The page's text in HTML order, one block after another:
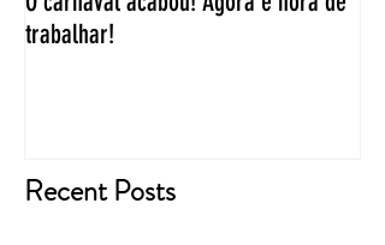
trabalhar!
Recent Posts